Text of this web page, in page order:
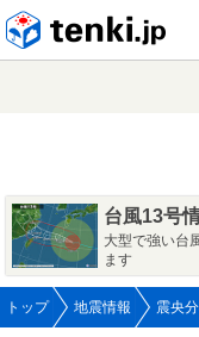
台風13号
大型で強い台
ます
トップ 地震情報 震央